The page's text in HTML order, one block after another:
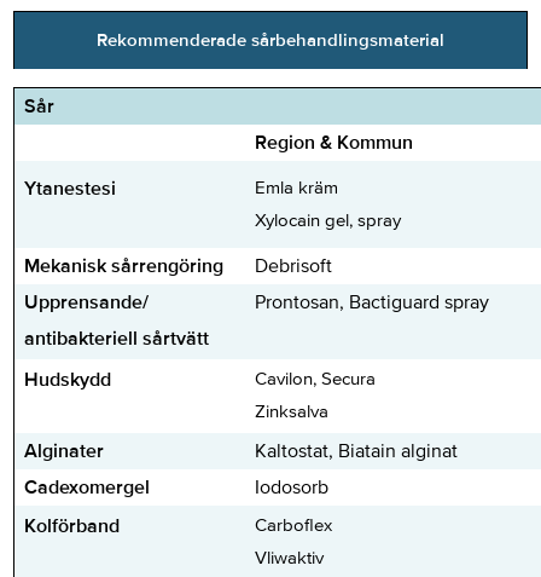
Rekommenderade sårbehandlingsmaterial
Sår
Region & Kommun
Ytanestesi
Emla kräm
Xylocain gel, spray
Mekanisk sårrengöring
Debrisoft
Upprensande/
antibakteriell sårtvätt
Prontosan, Bactiguard spray
Hudskydd
Cavilon, Secura
Zinksalva
Alginater
Kaltostat, Biatain alginat
Cadexomergel
Iodosorb
Kolförband
Carboflex
Vliwaktiv